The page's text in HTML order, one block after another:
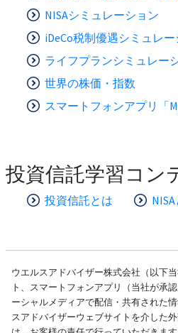
NISAシミュレーション
iDeCo税制優遇シミュレ
ライフプランシミュレー
世界の株価・指数
スマートフォンアプリ「
投資信託学習コン
投資信託とは
ウエルスアドバイザー株式会社（以下
ト、スマートフォンアプリ（当社が承
ーシャルメディアで配信・共有された
スアドバイザーウェブサイトを介した